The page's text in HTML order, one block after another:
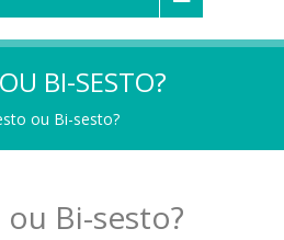
BI-SESTO?
ou Bi-sesto?
Bi-sesto?